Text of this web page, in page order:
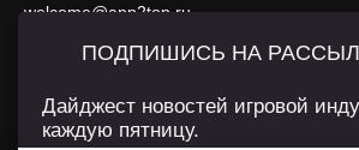
welcome@app2top.ru
При использовании материалов активная
Сайт использует IP адреса, cookie, данные
ПОДПИШИСЬ НА
Дайджест новостей игровой
каждую пятницу.